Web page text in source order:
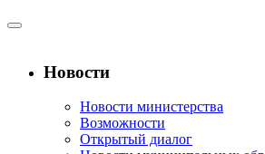
Новости
Новости министерства
Возможности
Открытый диалог